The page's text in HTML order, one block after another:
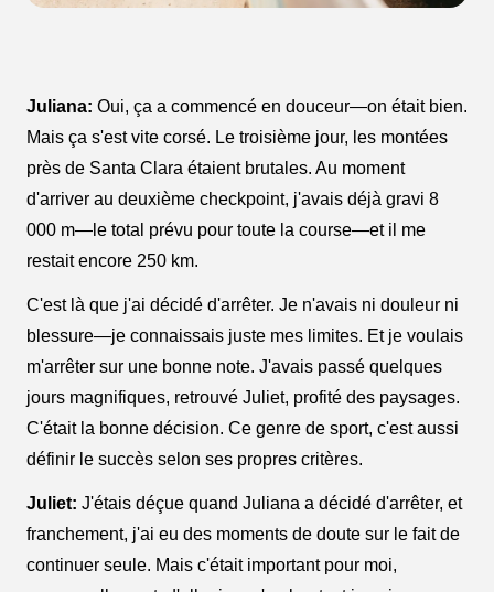
Juliana: Oui, ça a commencé en douceur—on était bien.
Mais ça s'est vite corsé. Le troisième jour, les montées
près de Santa Clara étaient brutales. Au moment
d'arriver au deuxième checkpoint, j'avais déjà gravi 8
000 m—le total prévu pour toute la course—et il me
restait encore 250 km.
C'est là que j'ai décidé d'arrêter. Je n'avais ni douleur ni
blessure—je connaissais juste mes limites. Et je voulais
m'arrêter sur une bonne note. J'avais passé quelques
jours magnifiques, retrouvé Juliet, profité des paysages.
C'était la bonne décision. Ce genre de sport, c'est aussi
définir le succès selon ses propres critères.
Juliet: J'étais déçue quand Juliana a décidé d'arrêter, et
franchement, j'ai eu des moments de doute sur le fait de
continuer seule. Mais c'était important pour moi,